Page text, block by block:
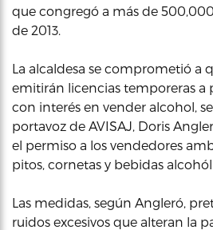
que congregó a más de
de 2013.
La alcaldesa se comprometió a
emitirán licencias temporeras a
con interés en vender alcohol,
portavoz de AVISAJ, Doris
el permiso a los vendedores
pitos, cornetas y bebidas
Las medidas, según Angleró,
ruidos excesivos que alteran la